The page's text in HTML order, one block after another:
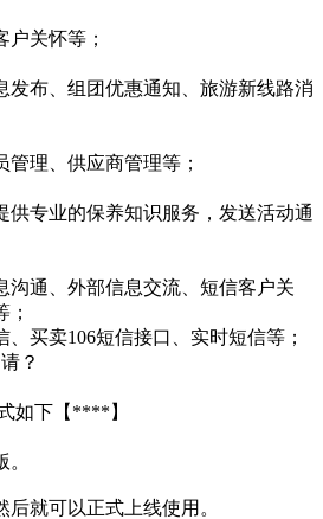
关怀等；
发布、组团优惠通知、旅游新线路消
理、供应商管理等；
供专业的保养知识服务，发送活动通
沟通、外部信息交流、短信客户关
买卖106短信接口、实时短信等；
？
如下【****】
就可以正式上线使用。